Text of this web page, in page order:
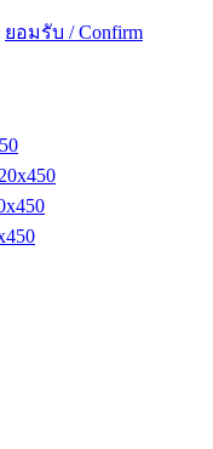
ยอมรับ / Confirm